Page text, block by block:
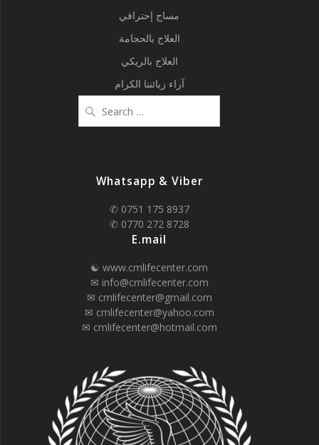
مساج إحترافي
العلاج بالحجامة
العلاج بالريكي
آراء زبائننا الكرام
for:
Whatsapp & Viber
✆ 0751 175 8937
✆ 0770 272 8728
E.mail
☯ www.cmlifecenter.com
✉ info@cmlifecenter.com
✉ cmlifecenter@gmail.com
✉ cmlifecenter@yahoo.com
✉ cmlifecenter@hotmail.com